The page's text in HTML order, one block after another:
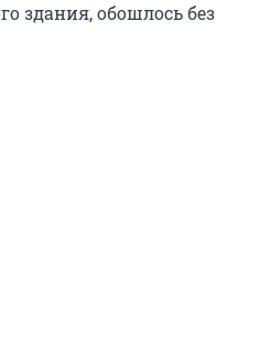
здания, обошлось без